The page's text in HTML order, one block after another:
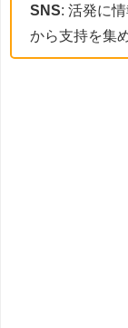
SNS: 活発に
から支持を集